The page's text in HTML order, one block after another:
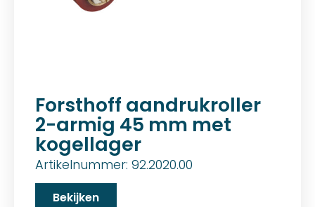
Forsthoff aandrukroller
2-armig 45 mm met
kogellager
Artikelnummer: 92.2020.00
Bekijken